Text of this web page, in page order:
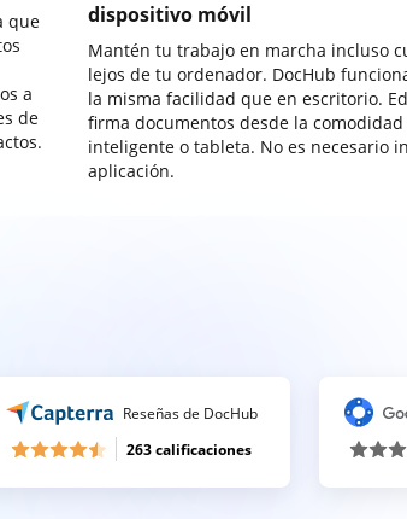
que
a
de
dispositivo móvil
Mantén tu trabajo en marcha incluso
lejos de tu ordenador. DocHub
la misma facilidad que en escritorio.
firma documentos desde la
inteligente o tableta. No es necesario
aplicación.
Reseñas de DocHub
263 calificaciones